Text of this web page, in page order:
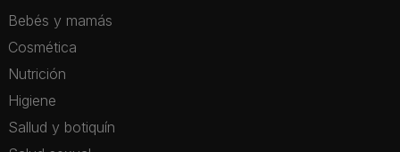
Bebés y mamás
Cosmética
Nutrición
Higiene
Sallud y botiquín